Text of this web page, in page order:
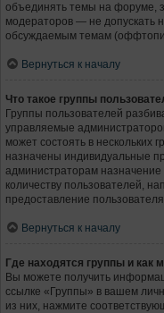
объединять темы на форуме,
модераторов — не допускать
обсуждаемым темам
Вернуться к началу
Что такое группы
Группы пользователей
управляемые
может состоять в нескольких
назначены индивидуальные
администраторам
количеству пользователей,
предоставление
Вернуться к началу
Где находятся группы и как
Вы можете получить
ссылке «Группы» в вашем
из них, нажмите